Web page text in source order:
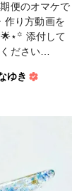
便のオマケで
添付して
ださい
ゆき